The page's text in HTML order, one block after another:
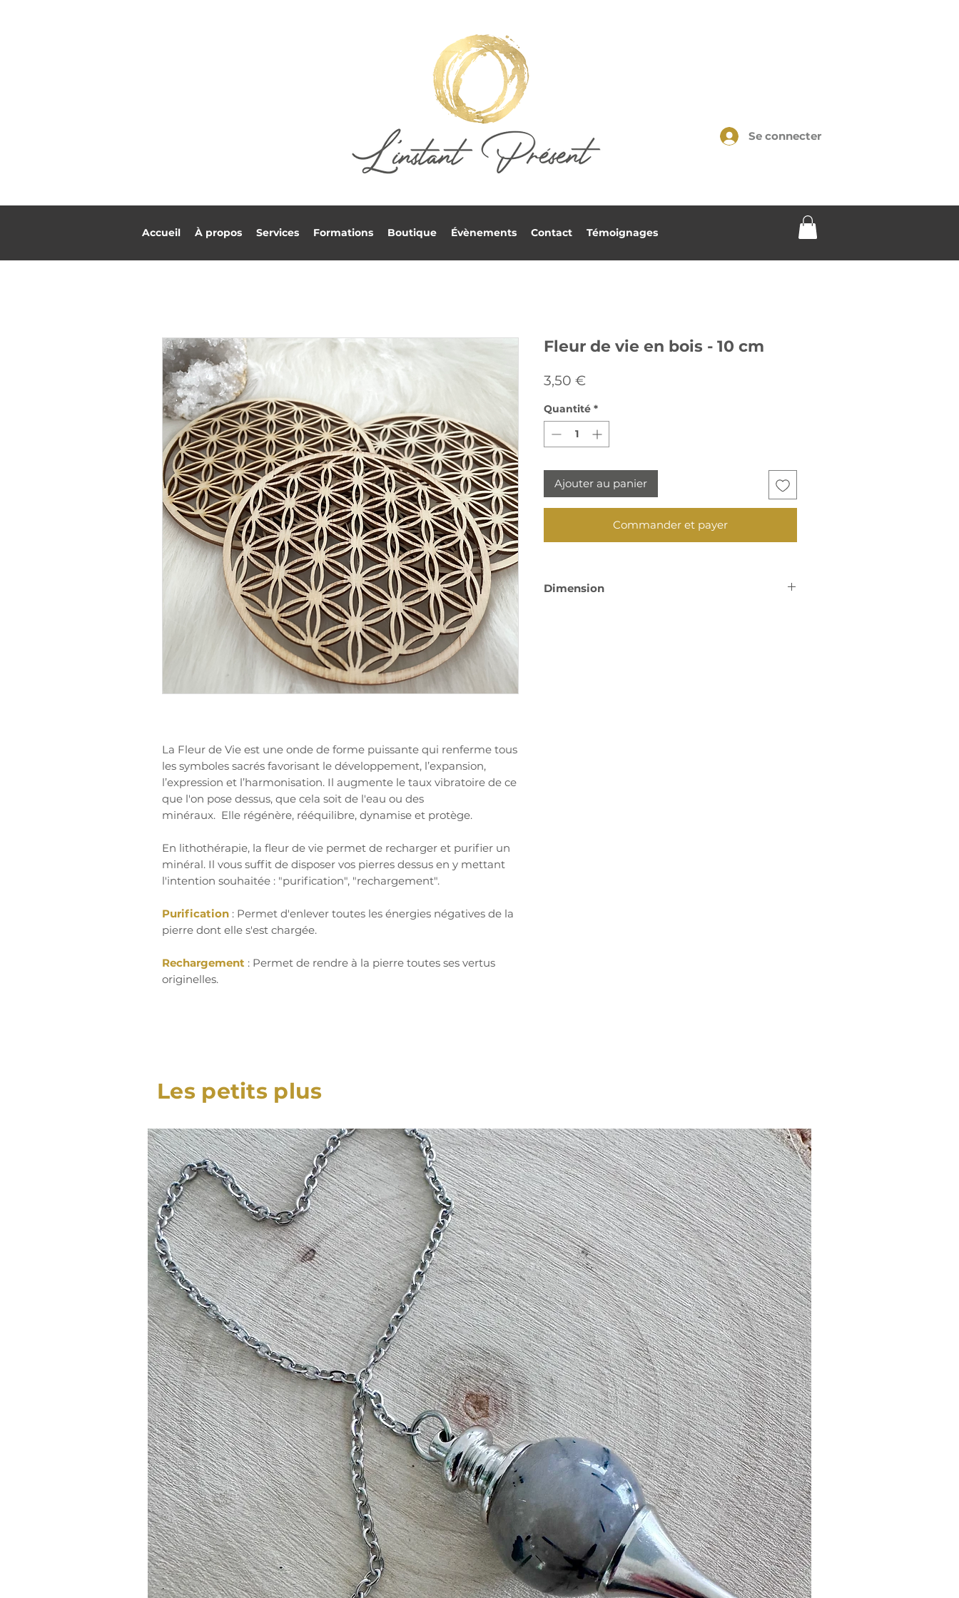
Se connecter
Accueil À propos Services Formations Boutique Évènements Contact Témoignages
La Fleur de Vie est une onde de forme puissante qui renferme tous
les symboles sacrés favorisant le développement, l’expansion,
l’expression et l’harmonisation. Il augmente le taux vibratoire de ce
que l'on pose dessus, que cela soit de l'eau ou des
minéraux. Elle régénère, rééquilibre, dynamise et protège.
En lithothérapie, la fleur de vie permet de recharger et purifier un
minéral. Il vous suffit de disposer vos pierres dessus en y mettant
l'intention souhaitée : "purification", "rechargement".
Purification : Permet d'enlever toutes les énergies négatives de la
pierre dont elle s'est chargée.
Rechargement : Permet de rendre à la pierre toutes ses vertus
originelles.
Fleur de vie en bois - 10 cm
3,50 €Prix
Quantité *
Ajouter au panier
Commander et payer
Dimension
Les petits plus